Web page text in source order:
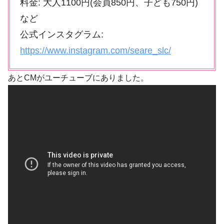
料金: 大人1100円(会員850円、子ども750円)
など
公式インスタグラム:
https://www.instagram.com/seare_slc/
あとCMがユーチューブにありました。